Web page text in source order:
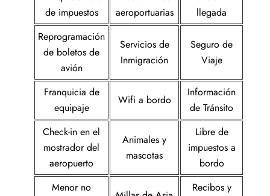
de impuestos
aeroportuarias
llegada
Reprogramación
de boletos de
avión
Servicios de
Inmigración
Seguro de
Viaje
Franquicia de
equipaje
Wifi a bordo
Información
de Tránsito
Check-in en el
mostrador del
aeropuerto
Animales y
mascotas
Libre de
impuestos a
bordo
Menor no
Recibos y